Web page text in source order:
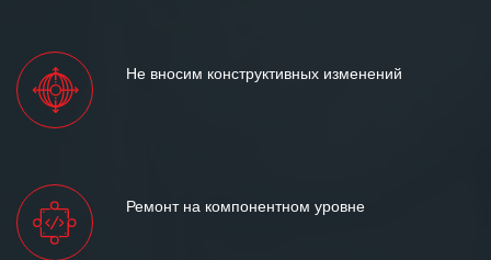
Не вносим конструктивных изменений
Ремонт на компонентном уровне